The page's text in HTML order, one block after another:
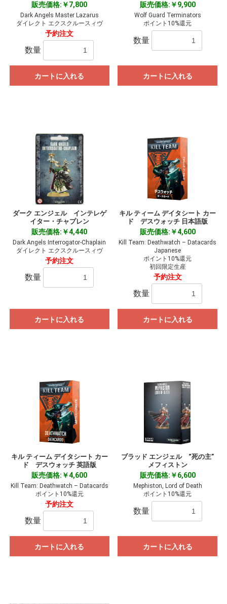
販売価格:￥7,800
Dark Angels Master Lazarus
ダイレクト エクスクルースィヴ
予約注文
数量
カートに入れる
販売価格:￥9,900
Wolf Guard Terminators
ポイント10%還元
数量
カートに入れる
ダーク エンジェル インテレゲ
イター・チャプレン
販売価格:￥4,440
Dark Angels Interrogator-Chaplain
ダイレクト エクスクルースィヴ
予約注文
数量
カートに入れる
キル ティーム デイタシート カー
ド デスウォッチ 日本語版
販売価格:￥4,600
Kill Team: Deathwatch – Datacards
Japanese
ポイント10%還元
初回限定生産
予約注文
数量
カートに入れる
キル ティーム デイタシート カー
ド デスウォッチ 英語版
販売価格:￥4,600
Kill Team: Deathwatch – Datacards
ポイント10%還元
予約注文
数量
カートに入れる
ブラッド エンジェル “死の主”
メフィストン
販売価格:￥6,600
Mephiston, Lord of Death
ポイント10%還元
数量
カートに入れる